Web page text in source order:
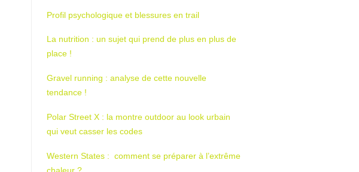
Profil psychologique et blessures en trail
La nutrition : un sujet qui prend de plus en plus de
place !
Gravel running : analyse de cette nouvelle
tendance !
Polar Street X : la montre outdoor au look urbain
qui veut casser les codes
Western States : comment se préparer à l’extrême
chaleur ?